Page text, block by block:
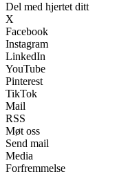
Del med hjertet ditt
X
Facebook
Instagram
LinkedIn
YouTube
Pinterest
TikTok
Mail
RSS
Møt oss
Send mail
Media
Forfremmelse